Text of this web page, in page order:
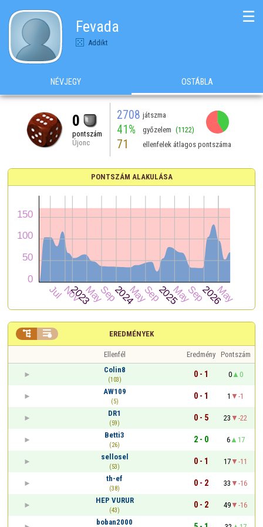
Fevada
Addikt
☰
NÉVJEGY OSTÁBLA
0
pontszám
Újonc
2708 játszma
41% győzelem (1122)
71 ellenfelek átlagos pontszáma
PONTSZÁM ALAKULÁSA
EREDMÉNYEK
 
Ellenfél Eredmény Pontszám
Colin8
(103)
0 - 1 0
0
AW109
(5)
0 - 1 1
-1
DR1
(59)
0 - 5 23
-22
Betti3
(26)
2 - 0 6
17
sellosel
(53)
0 - 1 17
-11
th-ef
(38)
0 - 2 33
-16
HEP VURUR
(43)
0 - 2 49
-16
boban2000